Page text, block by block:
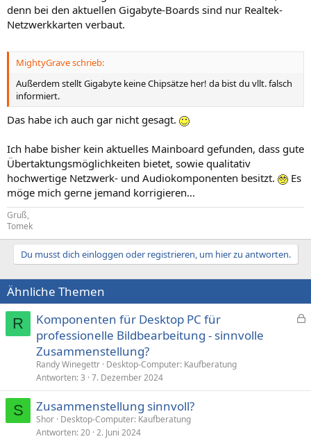
denn bei den aktuellen Gigabyte-Boards sind nur Realtek-
Netzwerkkarten verbaut.
MightyGrave schrieb:
Außerdem stellt Gigabyte keine Chipsätze her! da bist du vllt. falsch
informiert.
Das habe ich auch gar nicht gesagt.
Ich habe bisher kein aktuelles Mainboard gefunden, dass gute
Übertaktungsmöglichkeiten bietet, sowie qualitativ
hochwertige Netzwerk- und Audiokomponenten besitzt.
Es
möge mich gerne jemand korrigieren...
Gruß,
Tomek
Du musst dich einloggen oder registrieren, um hier zu antworten.
Ähnliche Themen
R
r
Komponenten für Desktop PC für
professionelle Bildbearbeitung - sinnvolle
Zusammenstellung?
Randy Winegettr Desktop-Computer: Kaufberatung
Antworten 3 7. Dezember 2024
S Zusammenstellung sinnvoll?
Shor Desktop-Computer: Kaufberatung
Antworten 20 2. Juni 2024